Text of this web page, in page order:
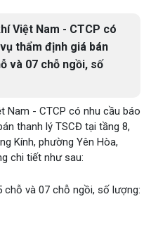
Việt Nam - CTCP có
thẩm định giá bán
và 07 chỗ ngồi, số
Nam - CTCP có nhu cầu báo
thanh lý TSCĐ tại tầng 8,
Kính, phường Yên Hòa,
chi tiết như sau:
chỗ và 07 chỗ ngồi, số lượng: